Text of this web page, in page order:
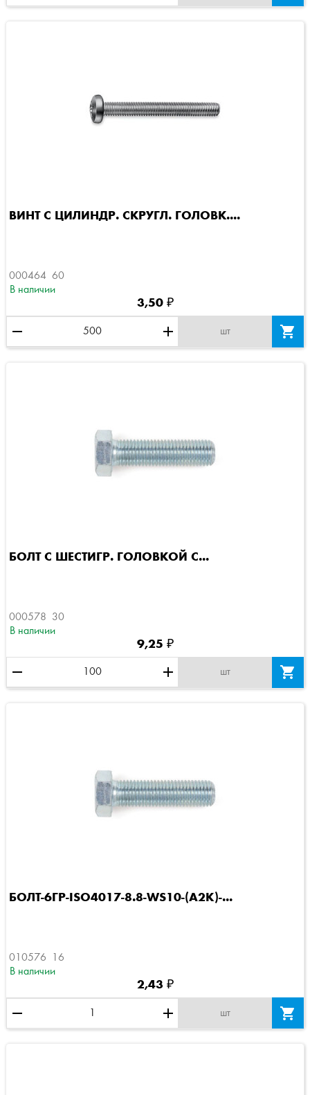
ВИНТ С ЦИЛИНДР. СКРУГЛ. ГОЛОВК....
000464  60
В наличии
3,50 ₽
remove add шт 
БОЛТ С ШЕСТИГР. ГОЛОВКОЙ C...
000578  30
В наличии
9,25 ₽
remove add шт 
БОЛТ-6ГР-ISO4017-8.8-WS10-(A2K)-...
010576  16
В наличии
2,43 ₽
remove add шт 